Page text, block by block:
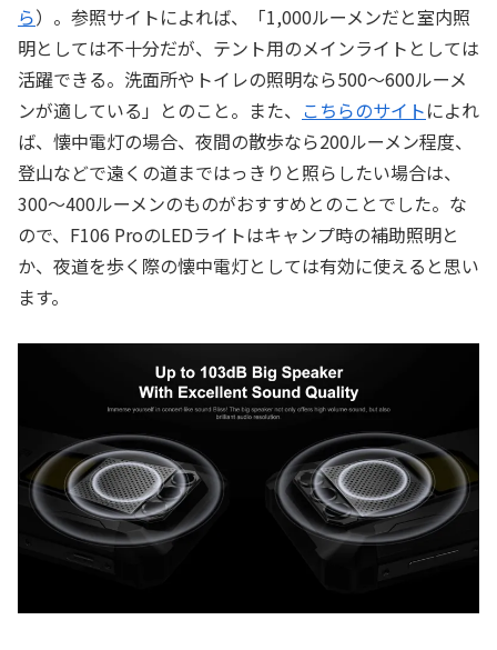
ら）。参照サイトによれば、「1,000ルーメンだと室内照
明としては不十分だが、テント用のメインライトとしては
活躍できる。洗面所やトイレの照明なら500～600ルーメ
ンが適している」とのこと。また、 こちらのサイトによれ
ば、懐中電灯の場合、夜間の散歩なら200ルーメン程度、
登山などで遠くの道まではっきりと照らしたい場合は、
300～400ルーメンのものがおすすめとのことでした。な
ので、F106 ProのLEDライトはキャンプ時の補助照明と
か、夜道を歩く際の懐中電灯としては有効に使えると思い
ます。